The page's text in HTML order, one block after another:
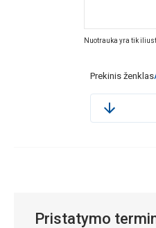
Nuotrauka yra tik
Prekinis ženklas
Pristatymo